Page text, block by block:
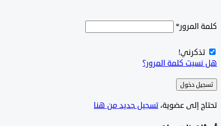
*
كلمة المرور؟
دخول
إلى عضوية،‫تسجيل جديد من هنا